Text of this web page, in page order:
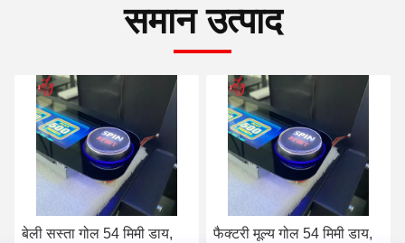
समान उत्पाद
फैक्टरी मूल्य गोल 54 मिमी डाय,
बाली बटन, गोल 54 मिमी डाय,